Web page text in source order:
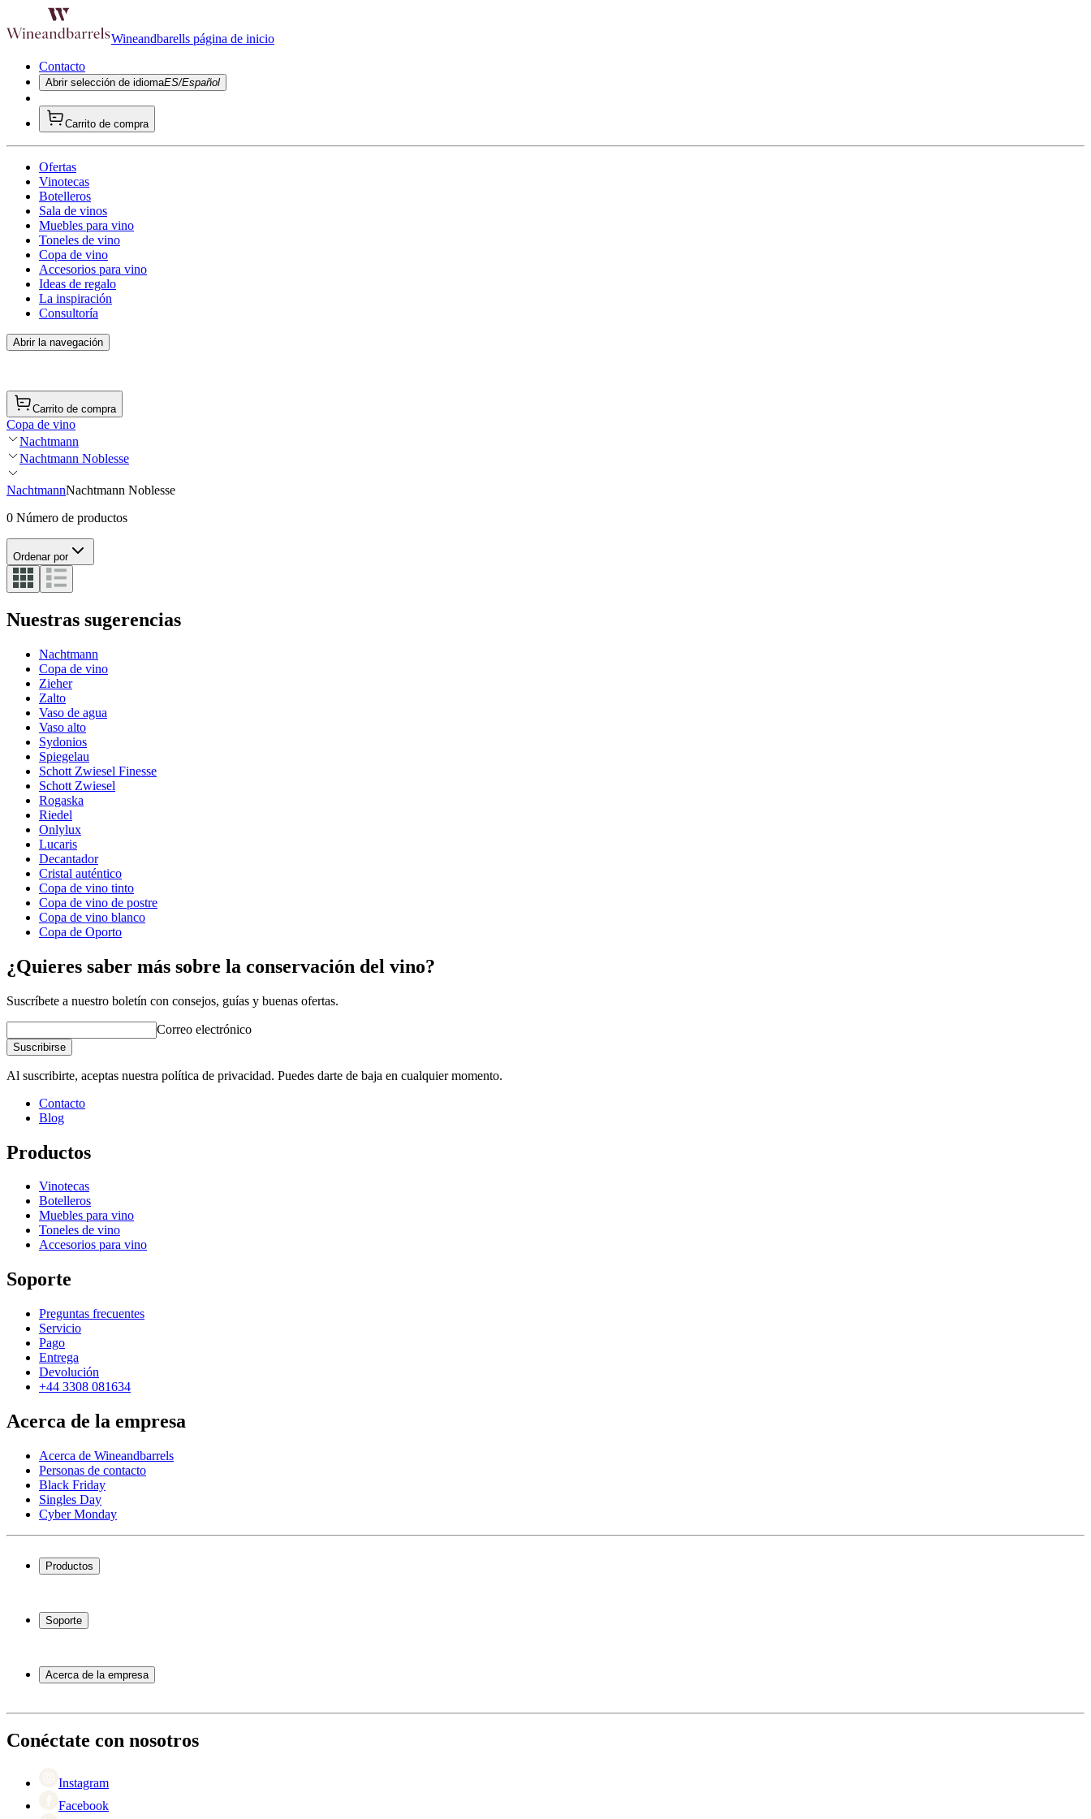
Wineandbarells página de inicio
Contacto
Abrir selección de idiomaES/Español
Carrito de compra
Ofertas
Vinotecas
Botelleros
Sala de vinos
Muebles para vino
Toneles de vino
Copa de vino
Accesorios para vino
Ideas de regalo
La inspiración
Consultoría
Abrir la navegación
Carrito de compra
Copa de vino
Nachtmann
Nachtmann Noblesse
NachtmannNachtmann Noblesse
0 Número de productos
Ordenar por
Nuestras sugerencias
Nachtmann
Copa de vino
Zieher
Zalto
Vaso de agua
Vaso alto
Sydonios
Spiegelau
Schott Zwiesel Finesse
Schott Zwiesel
Rogaska
Riedel
Onlylux
Lucaris
Decantador
Cristal auténtico
Copa de vino tinto
Copa de vino de postre
Copa de vino blanco
Copa de Oporto
¿Quieres saber más sobre la conservación del vino?
Suscríbete a nuestro boletín con consejos, guías y buenas ofertas.
Correo electrónico
Suscribirse
Al suscribirte, aceptas nuestra política de privacidad. Puedes darte de baja en cualquier momento.
Contacto
Blog
Productos
Vinotecas
Botelleros
Muebles para vino
Toneles de vino
Accesorios para vino
Soporte
Preguntas frecuentes
Servicio
Pago
Entrega
Devolución
+44 3308 081634
Acerca de la empresa
Acerca de Wineandbarrels
Personas de contacto
Black Friday
Singles Day
Cyber Monday
Productos
Botelleros
Muebles para vino
Soporte
Servicio
Pago
Devolución
Acerca de la empresa
Black Friday
Singles Day
Conéctate con nosotros
Instagram
Facebook